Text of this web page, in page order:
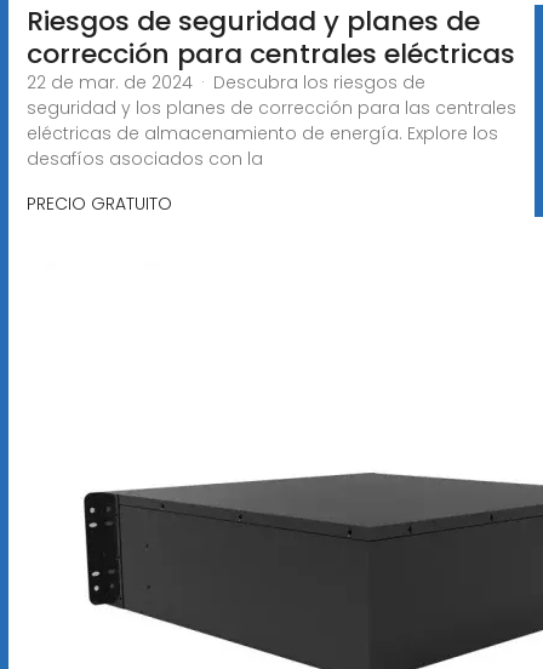
Riesgos de seguridad y planes de
corrección para centrales eléctricas
22 de mar. de 2024 · Descubra los riesgos de
seguridad y los planes de corrección para las centrales
eléctricas de almacenamiento de energía. Explore los
desafíos asociados con la
PRECIO GRATUITO